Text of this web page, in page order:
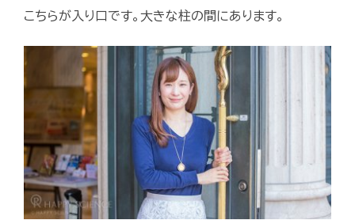
こちらが入り口です。大きな柱の間にあります。